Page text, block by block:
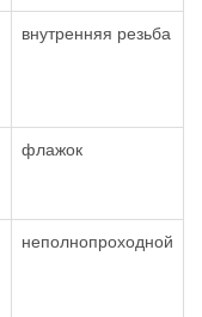
внутренняя резьба
флажок
неполнопроходной